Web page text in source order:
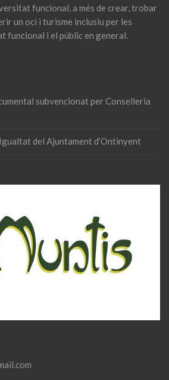
funcional, a més de crear, trobar
un oci i turisme inclusiu per les
funcional i el públic en general.
subvencionat per Conselleria
del Ajuntament d’Ontinyent